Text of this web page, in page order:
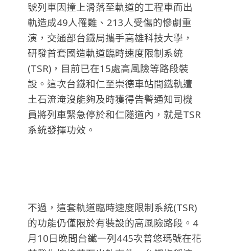
號列車因撞上滑落至軌道的工程車而出
軌造成49人罹難、213人受傷的慘劇重
演，交通部台鐵局攜手高雄科技大學，
研發首套國造軌道臨時速度限制系統
(TSR)，目前已在15處高風險等路段裝
設。這次台鐵和仁至崇德車站間鐵軌遭
土石流淹沒能夠及時獲得告警通知司機
員將列車緊急停於和仁隧道內，就是TSR
系統發揮功效。
不過，這套軌道臨時速度限制系統(TSR)
的功能仍僅限於有裝設的高風險路段。4
月10日晚間台鐵一列445次普悠瑪號在花